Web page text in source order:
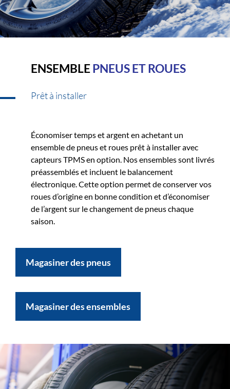
ENSEMBLEPNEUS ET ROUES
Prêt à installer
Économiser temps et argent en achetant un
ensemble de pneus et roues prêt à installer avec
capteurs TPMS en option. Nos ensembles sont livrés
préassemblés et incluent le balancement
électronique. Cette option permet de conserver vos
roues d’origine en bonne condition et d’économiser
de l’argent sur le changement de pneus chaque
saison.
Magasiner des pneus
Magasiner des ensembles